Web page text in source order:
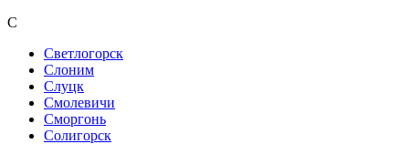
С
Светлогорск
Слоним
Слуцк
Смолевичи
Сморгонь
Солигорск